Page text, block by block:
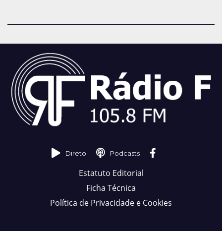
Direto Podcasts
Estatuto Editorial
Ficha Técnica
Política de Privacidade e Cookies